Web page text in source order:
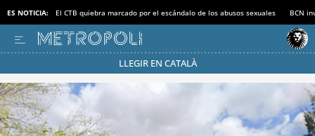
ES NOTICIA: El CTB quiebra marcado por el escándalo de los abusos sexuales BCN
LLEGIR EN CATALÀ
Pásate al MODO AHORRO